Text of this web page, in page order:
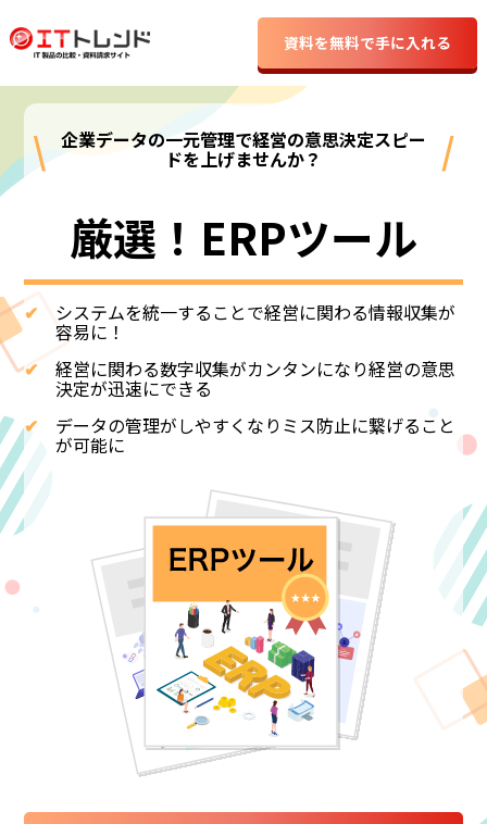
資料を無料で手に入れる
\ 企業データの一元管理で経営の意思決定スピー
ドを上げませんか？ /
厳選！ERPツール
✔ システムを統一することで経営に関わる情報収集が
容易に！
✔
経営に関わる数字収集がカンタンになり経営の意思
決定が迅速にできる
✔
データの管理がしやすくなりミス防止に繋げること
が可能に